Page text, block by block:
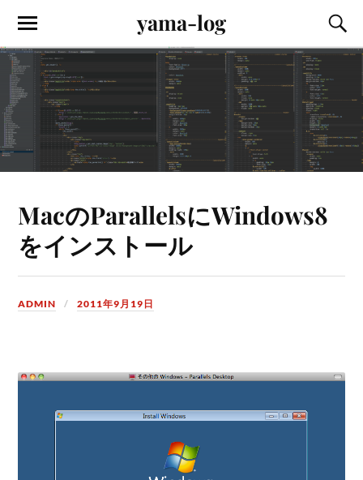
yama-log
MacのParallelsにWindows8
をインストール
ADMIN 2011年9月19日